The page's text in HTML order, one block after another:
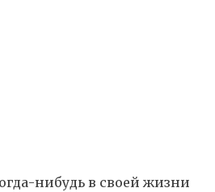
нибудь в своей жизни